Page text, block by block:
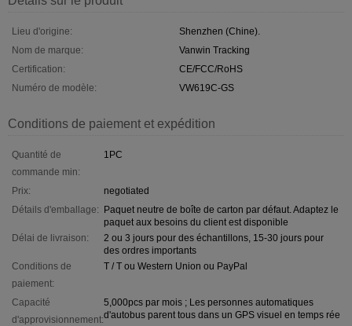
Lieu d'origine:
Shenzhen (Chine).
Nom de marque:
Vanwin Tracking
Certification:
CE/FCC/RoHS
Numéro de modèle:
VW619C-GS
Conditions de paiement et expédition
Quantité de
commande min:
1PC
Prix:
negotiated
Détails d'emballage: Paquet neutre de boîte de carton par défaut. Adaptez le
paquet aux besoins du client est disponible
Délai de livraison:
2 ou 3 jours pour des échantillons, 15-30 jours pour
des ordres importants
Conditions de
paiement:
T / T ou Western Union ou PayPal
Capacité
d'approvisionnement:
5,000pcs par mois ; Les personnes automatiques
d'autobus parent tous dans un GPS visuel en temps rée